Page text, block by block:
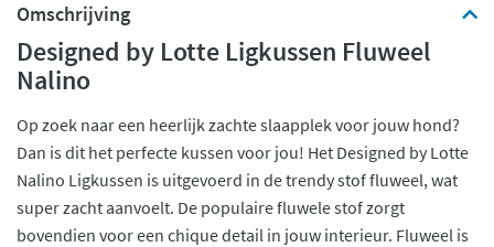
Omschrijving
Designed by Lotte Ligkussen Fluweel
Nalino
Op zoek naar een heerlijk zachte slaapplek voor jouw hond?
Dan is dit het perfecte kussen voor jou! Het Designed by Lotte
Nalino Ligkussen is uitgevoerd in de trendy stof fluweel, wat
super zacht aanvoelt. De populaire fluwele stof zorgt
bovendien voor een chique detail in jouw interieur. Fluweel is